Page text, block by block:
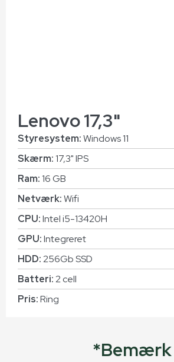
Lenovo 17,3"
Styresystem:Windows 11
Skærm:17,3" IPS
Ram:16 GB
Netværk:Wifi
CPU:Intel i5-13420H
GPU:Integreret
HDD:256Gb SSD
Batteri:2 cell
Pris:Ring
*Bemærk